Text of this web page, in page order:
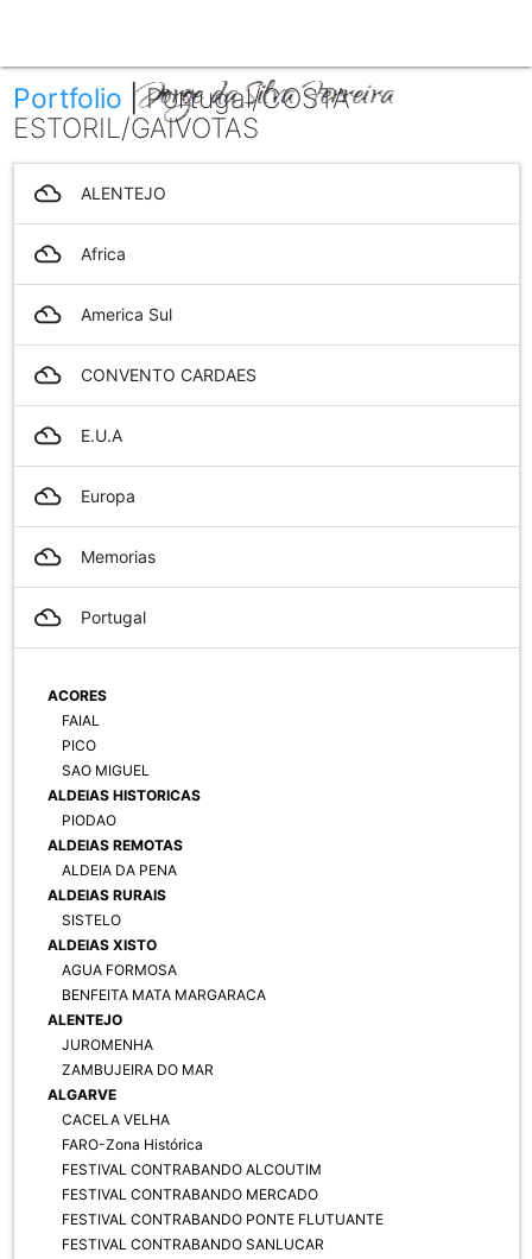
Portfolio |Portugal/COSTA
ESTORIL/GAIVOTAS
filter_drama ALENTEJO
filter_drama Africa
filter_drama America Sul
filter_drama CONVENTO CARDAES
filter_drama E.U.A
filter_drama Europa
filter_drama Memorias
filter_drama Portugal
ACORES
FAIAL
PICO
SAO MIGUEL
ALDEIAS HISTORICAS
PIODAO
ALDEIAS REMOTAS
ALDEIA DA PENA
ALDEIAS RURAIS
SISTELO
ALDEIAS XISTO
AGUA FORMOSA
BENFEITA MATA MARGARACA
ALENTEJO
JUROMENHA
ZAMBUJEIRA DO MAR
ALGARVE
CACELA VELHA
FARO-Zona Histórica
FESTIVAL CONTRABANDO ALCOUTIM
FESTIVAL CONTRABANDO MERCADO
FESTIVAL CONTRABANDO PONTE FLUTUANTE
FESTIVAL CONTRABANDO SANLUCAR